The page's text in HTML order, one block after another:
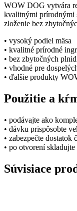
WOW DOG vytvára
kvalitnými prírodnými
zloženie bez
• vysoký podiel mäsa
• kvalitné prírodné
• bez zbytočných
• vhodné pre
• ďalšie produkty
Použitie a
• podávajte ako
• dávku prispôsobte
• zabezpečte
• po otvorení
Súvisiace